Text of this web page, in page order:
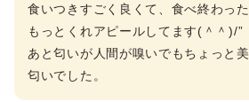
食いつきすごく良くて、食べ終わっ
もっとくれアピールしてます(＾＾)/”
あと匂いが人間が嗅いでもちょっと
匂いでした。